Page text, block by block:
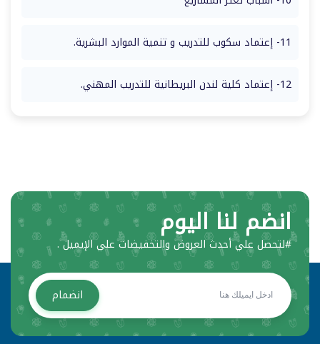
11- إعتماد سكوب للتدريب و تنمية الموارد البشرية.
12- إعتماد كلية لندن البريطانية للتدريب المهني.
انضم لنا اليوم
#لتحصل علي أحدث العروض والتخفيضات علي الإيميل .
انضمام